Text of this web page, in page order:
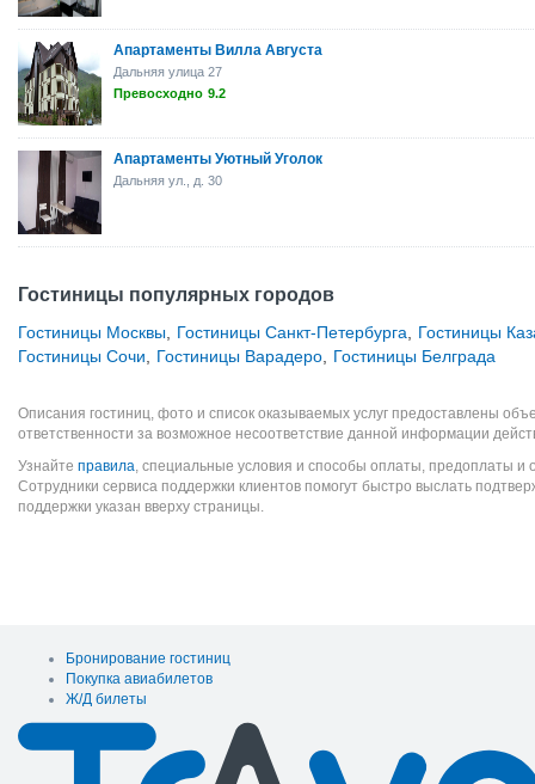
Апартаменты Вилла Августа
Дальняя улица 27
Превосходно 9.2
Апартаменты Уютный Уголок
Дальняя ул., д. 30
Гостиницы популярных городов
Гостиницы Москвы Гостиницы Санкт-Петербурга
Гостиницы
Гостиницы Сочи
Гостиницы Варадеро Гостиницы Белграда
Описания гостиниц, фото и список оказываемых услуг предоставлены
ответственности за возможное несоответствие данной информации
Узнайте правила, специальные условия и способы оплаты, предоплаты и
Сотрудники сервиса поддержки клиентов помогут быстро выслать
поддержки указан вверху страницы.
Бронирование гостиниц
Покупка авиабилетов
Ж/Д билеты